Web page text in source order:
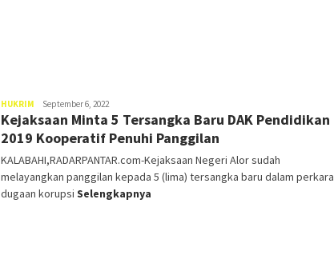
HUKRIM Moris
Weni
September 6, 2022
Kejaksaan Minta 5 Tersangka Baru DAK Pendidikan
2019 Kooperatif Penuhi Panggilan
KALABAHI,RADARPANTAR.com-Kejaksaan Negeri Alor sudah
melayangkan panggilan kepada 5 (lima) tersangka baru dalam perkara
dugaan korupsi Selengkapnya